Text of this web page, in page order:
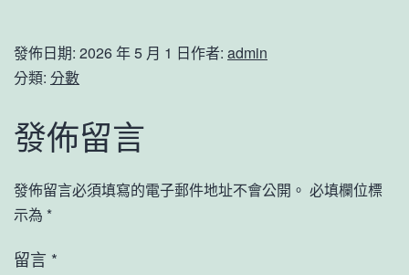
發佈日期: 2026 年 5 月 1 日作者: admin
分類: 分數
發佈留言
發佈留言必須填寫的電子郵件地址不會公開。 必填欄位標
示為 *
留言 *